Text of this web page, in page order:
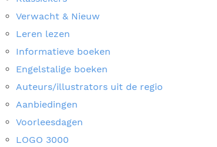
Verwacht & Nieuw
Leren lezen
Informatieve boeken
Engelstalige boeken
Auteurs/illustrators uit de regio
Aanbiedingen
Voorleesdagen
LOGO 3000